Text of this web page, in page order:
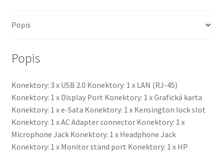
Popis
Popis
Konektory: 3 x USB 2.0 Konektory: 1 x LAN (RJ-45)
Konektory: 1 x Display Port Konektory: 1 x Grafická karta
Konektory: 1 x e-Sata Konektory: 1 x Kensington lock slot
Konektory: 1 x AC Adapter connector Konektory: 1 x
Microphone Jack Konektory: 1 x Headphone Jack
Konektory: 1 x Monitor stand port Konektory: 1 x HP